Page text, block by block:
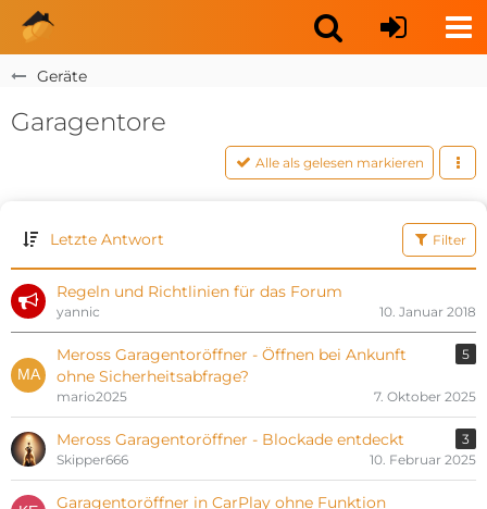
Geräte
Garagentore
Alle als gelesen markieren
Letzte Antwort Filter
Regeln und Richtlinien für das Forum
yannic 10. Januar 2018
Meross Garagentoröffner - Öffnen bei Ankunft
ohne Sicherheitsabfrage?
5
mario2025 7. Oktober 2025
Meross Garagentoröffner - Blockade entdeckt
3
Skipper666
10. Februar 2025
Garagentoröffner in CarPlay ohne Funktion